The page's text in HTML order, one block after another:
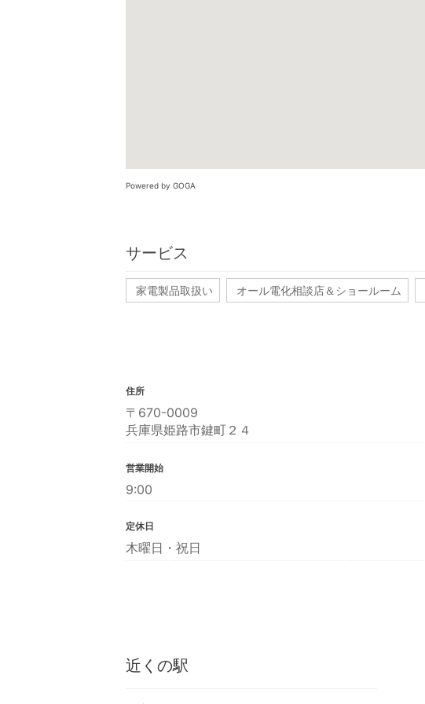
Powered by GOGA
サービス
家電製品取扱い オール電化相談店＆ショールーム
住所
〒670-0009
兵庫県姫路市鍵町２４
営業開始
9:00
定休日
木曜日・祝日
近くの駅